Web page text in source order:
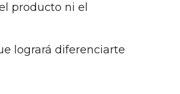
producto ni el
logrará diferenciarte